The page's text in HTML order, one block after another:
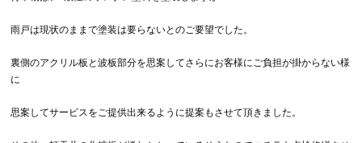
雨戸は現状のままで塗装は要らないとのご要望でした。
裏側のアクリル板と波板部分を思案してさらにお客様にご負担が掛からない様
に
思案してサービスをご提供出来るように提案もさせて頂きました。